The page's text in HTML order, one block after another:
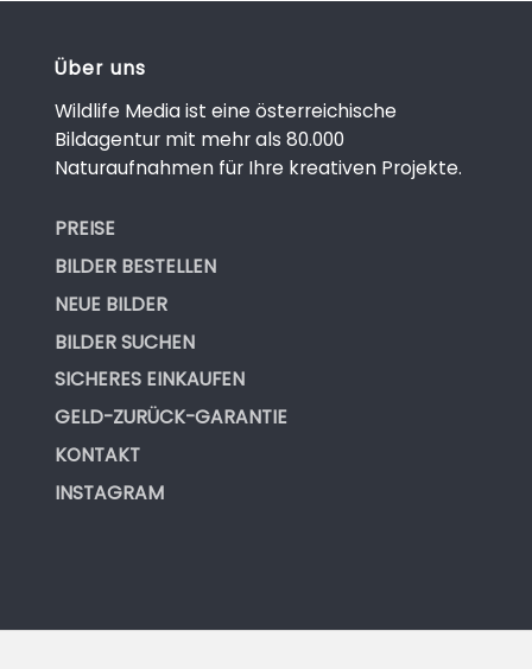
Über uns
Wildlife Media ist eine österreichische
Bildagentur mit mehr als 80.000
Naturaufnahmen für Ihre kreativen Projekte.
PREISE
BILDER BESTELLEN
NEUE BILDER
BILDER SUCHEN
SICHERES EINKAUFEN
GELD-ZURÜCK-GARANTIE
KONTAKT
INSTAGRAM